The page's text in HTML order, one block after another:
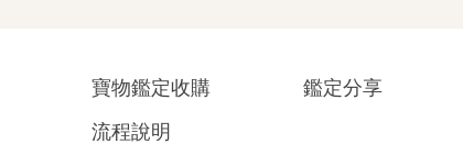
寶物鑑定收購
流程說明
鑑定分享